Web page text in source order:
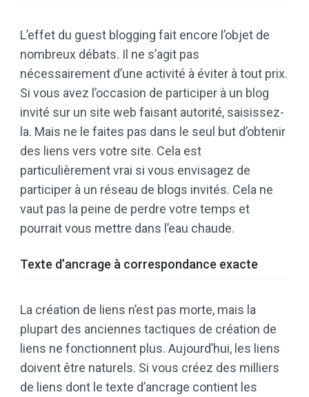
L’effet du guest blogging fait encore l’objet de
nombreux débats. Il ne s’agit pas
nécessairement d’une activité à éviter à tout prix.
Si vous avez l’occasion de participer à un blog
invité sur un site web faisant autorité, saisissez-
la. Mais ne le faites pas dans le seul but d’obtenir
des liens vers votre site. Cela est
particulièrement vrai si vous envisagez de
participer à un réseau de blogs invités. Cela ne
vaut pas la peine de perdre votre temps et
pourrait vous mettre dans l’eau chaude.
Texte d’ancrage à correspondance exacte
La création de liens n’est pas morte, mais la
plupart des anciennes tactiques de création de
liens ne fonctionnent plus. Aujourd’hui, les liens
doivent être naturels. Si vous créez des milliers
de liens dont le texte d’ancrage contient les